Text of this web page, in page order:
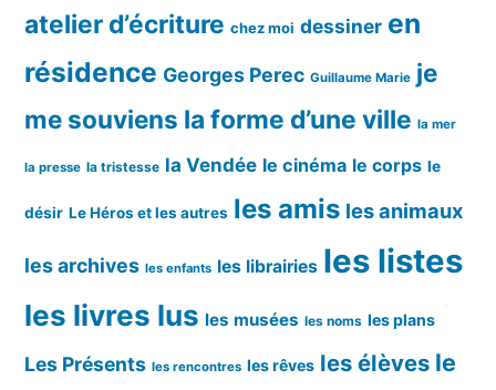
atelier d’écriture chez moi dessiner en
résidence Georges Perec Guillaume Marie je
me souviens la forme d’une ville la mer
la presse la tristesse la Vendée le cinéma le corps le
désir Le Héros et les autres les amis les animaux
les archives les enfants les librairies les listes
les livres lus les musées les noms les plans
Les Présents les rencontres les rêves les élèves le